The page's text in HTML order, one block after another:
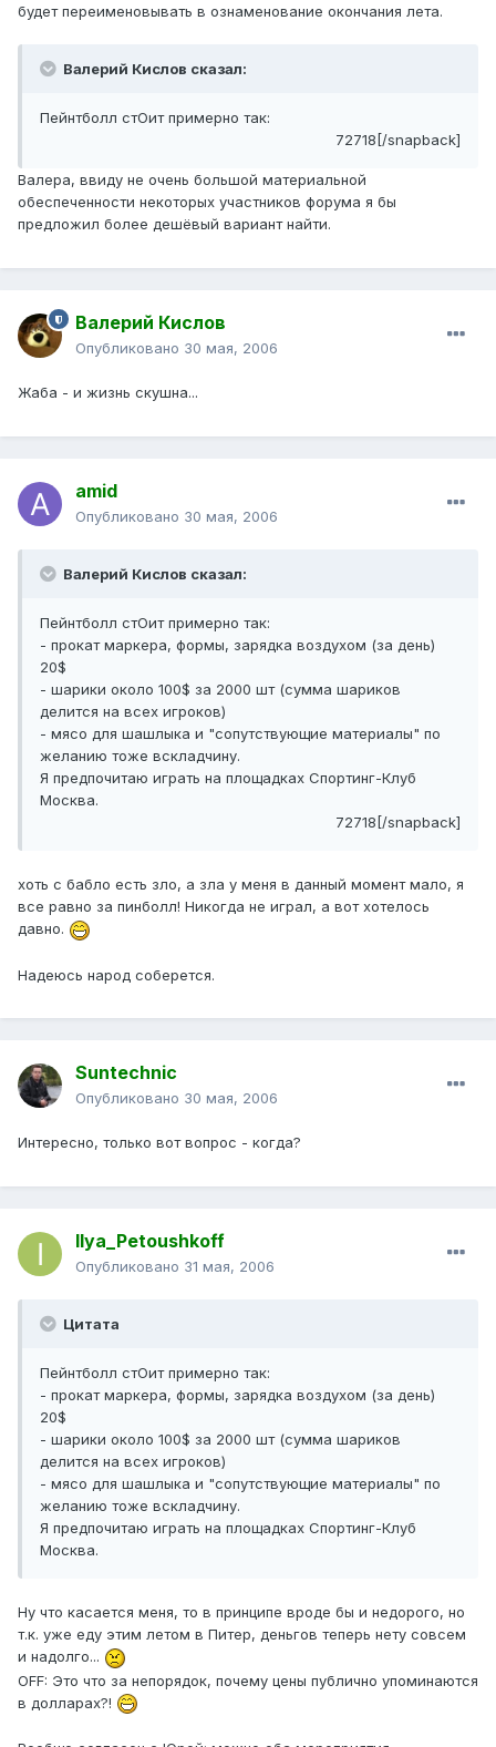
будет переименовывать в ознаменование окончания лета.
Валерий Кислов сказал:
Пейнтболл стОит примерно так:
72718[/snapback]
Валера, ввиду не очень большой материальной
обеспеченности некоторых участников форума я бы
предложил более дешёвый вариант найти.
Валерий Кислов
Опубликовано 30 мая, 2006
Жаба - и жизнь скушна...
amid
Опубликовано 30 мая, 2006
Валерий Кислов сказал:
Пейнтболл стОит примерно так:
- прокат маркера, формы, зарядка воздухом (за день)
20$
- шарики около 100$ за 2000 шт (сумма шариков
делится на всех игроков)
- мясо для шашлыка и "сопутствующие материалы" по
желанию тоже вскладчину.
Я предпочитаю играть на площадках Спортинг-Клуб
Москва.
72718[/snapback]
хоть с бабло есть зло, а зла у меня в данный момент мало, я
все равно за пинболл! Никогда не играл, а вот хотелось
давно.
Надеюсь народ соберется.
Suntechnic
Опубликовано 30 мая, 2006
Интересно, только вот вопрос - когда?
Ilya_Petoushkoff
Опубликовано 31 мая, 2006
Цитата
Пейнтболл стОит примерно так:
- прокат маркера, формы, зарядка воздухом (за день)
20$
- шарики около 100$ за 2000 шт (сумма шариков
делится на всех игроков)
- мясо для шашлыка и "сопутствующие материалы" по
желанию тоже вскладчину.
Я предпочитаю играть на площадках Спортинг-Клуб
Москва.
Ну что касается меня, то в принципе вроде бы и недорого, но
т.к. уже еду этим летом в Питер, деньгов теперь нету совсем
и надолго...
OFF: Это что за непорядок, почему цены публично упоминаются
в долларах?!